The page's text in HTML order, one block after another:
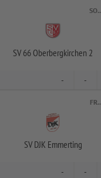
SO..
SV 66 Oberbergkirchen 2
- -
FR..
SV DJK Emmerting
- -